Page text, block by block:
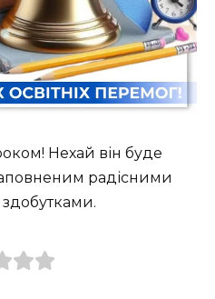
Нехай він буде
радісними